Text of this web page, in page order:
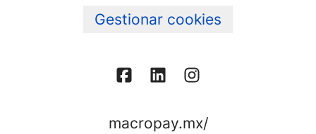
Gestionar cookies
macropay.mx/